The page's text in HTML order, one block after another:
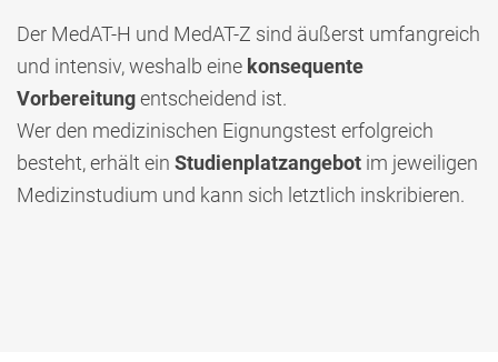
Der MedAT-H und MedAT-Z sind äußerst umfangreich
und intensiv, weshalb eine konsequente
Vorbereitungentscheidend ist.
Wer den medizinischen Eignungstest erfolgreich
besteht, erhält ein Studienplatzangebot im jeweiligen
Medizinstudium und kann sich letztlich inskribieren.